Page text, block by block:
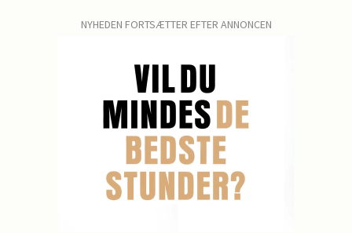
NYHEDEN FORTSÆTTER EFTER ANNONCEN